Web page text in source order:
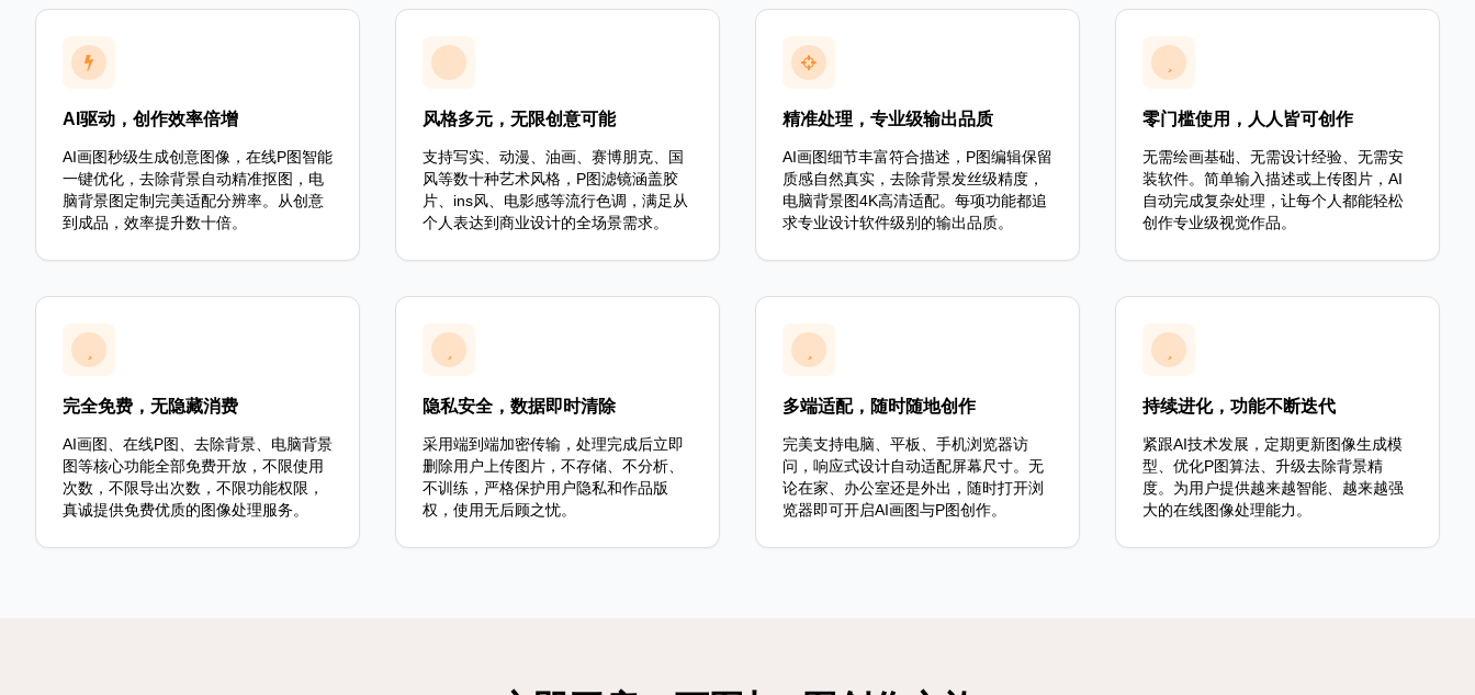
AI驱动，创作效率倍增
AI画图秒级生成创意图像，在线P图智能
一键优化，去除背景自动精准抠图，电
脑背景图定制完美适配分辨率。从创意
到成品，效率提升数十倍。
风格多元，无限创意可能
支持写实、动漫、油画、赛博朋克、国
风等数十种艺术风格，P图滤镜涵盖胶
片、ins风、电影感等流行色调，满足从
个人表达到商业设计的全场景需求。
精准处理，专业级输出品质
AI画图细节丰富符合描述，P图编辑保留
质感自然真实，去除背景发丝级精度，
电脑背景图4K高清适配。每项功能都追
求专业设计软件级别的输出品质。
零门槛使用，人人皆可创作
无需绘画基础、无需设计经验、无需安
装软件。简单输入描述或上传图片，AI
自动完成复杂处理，让每个人都能轻松
创作专业级视觉作品。
完全免费，无隐藏消费
AI画图、在线P图、去除背景、电脑背景
图等核心功能全部免费开放，不限使用
次数，不限导出次数，不限功能权限，
真诚提供免费优质的图像处理服务。
隐私安全，数据即时清除
采用端到端加密传输，处理完成后立即
删除用户上传图片，不存储、不分析、
不训练，严格保护用户隐私和作品版
权，使用无后顾之忧。
多端适配，随时随地创作
完美支持电脑、平板、手机浏览器访
问，响应式设计自动适配屏幕尺寸。无
论在家、办公室还是外出，随时打开浏
览器即可开启AI画图与P图创作。
持续进化，功能不断迭代
紧跟AI技术发展，定期更新图像生成模
型、优化P图算法、升级去除背景精
度。为用户提供越来越智能、越来越强
大的在线图像处理能力。